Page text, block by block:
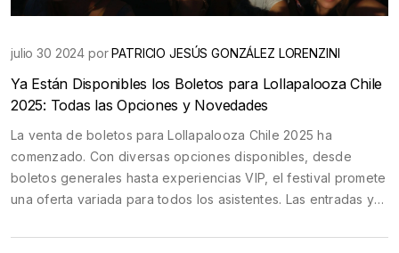
julio 30 2024 porPATRICIO JESÚS GONZÁLEZ LORENZINI
Ya Están Disponibles los Boletos para Lollapalooza Chile
2025: Todas las Opciones y Novedades
La venta de boletos para Lollapalooza Chile 2025 ha
comenzado. Con diversas opciones disponibles, desde
boletos generales hasta experiencias VIP, el festival promete
una oferta variada para todos los asistentes. Las entradas ya